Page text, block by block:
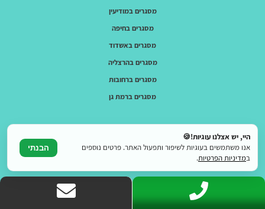
מסגרים במודיעין
מסגרים בחיפה
מסגרים באשדוד
מסגרים בהרצליה
מסגרים ברחובות
מסגרים ברמת גן
היי, יש אצלנו עוגיות!🍪
אנו משתמשים בעוגיות לשיפור ותפעול האתר. פרטים נוספים
במדיניות הפרטיות.
הבנתי